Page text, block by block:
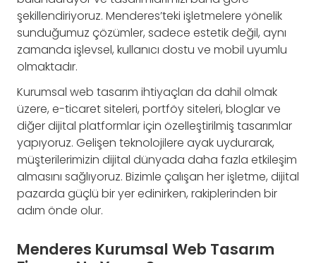
şekillendiriyoruz. Menderes’teki işletmelere yönelik
sunduğumuz çözümler, sadece estetik değil, aynı
zamanda işlevsel, kullanıcı dostu ve mobil uyumlu
olmaktadır.
Kurumsal web tasarım ihtiyaçları da dahil olmak
üzere, e-ticaret siteleri, portföy siteleri, bloglar ve
diğer dijital platformlar için özelleştirilmiş tasarımlar
yapıyoruz. Gelişen teknolojilere ayak uydurarak,
müşterilerimizin dijital dünyada daha fazla etkileşim
almasını sağlıyoruz. Bizimle çalışan her işletme, dijital
pazarda güçlü bir yer edinirken, rakiplerinden bir
adım önde olur.
Menderes Kurumsal Web Tasarım